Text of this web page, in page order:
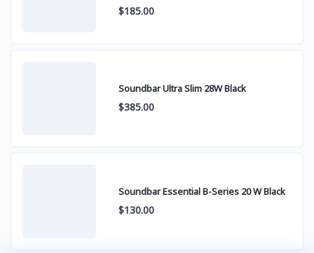
$185.00
Soundbar Ultra Slim 28W Black
$385.00
Soundbar Essential B-Series 20 W Black
$130.00